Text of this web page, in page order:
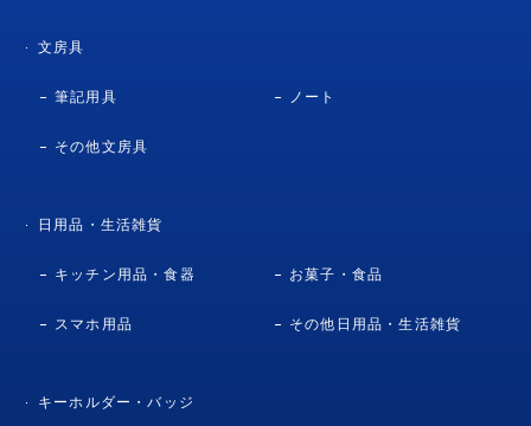
文房具
筆記用具 ノート
その他文房具
日用品・生活雑貨
キッチン用品・食器 お菓子・食品
スマホ用品 その他日用品・生活雑貨
キーホルダー・バッジ